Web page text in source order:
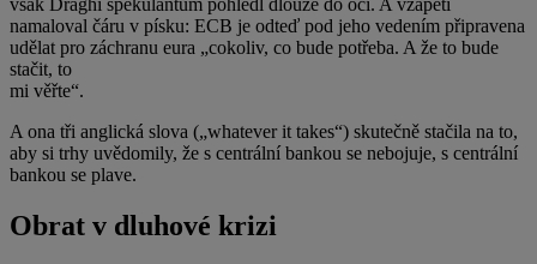
však Draghi spekulantům pohlédl dlouze do očí. A vzápětí
namaloval čáru v písku: ECB je odteď pod jeho vedením připravena
udělat pro záchranu eura „cokoliv, co bude potřeba. A že to bude
stačit, to
mi věřte“.
A ona tři anglická slova („whatever it takes“) skutečně stačila na to,
aby si trhy uvědomily, že s centrální bankou se nebojuje, s centrální
bankou se plave.
Obrat v dluhové krizi